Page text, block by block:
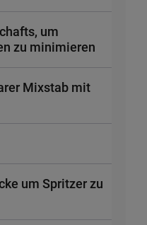
um
zu minimieren
Mixstab mit
um Spritzer zu